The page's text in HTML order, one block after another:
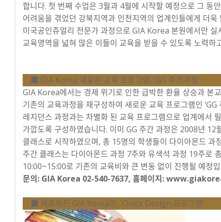
합니다. 첫 번째 수업은 3월과 4월에 시작할 예정으로 그 동
어려움을 겪었던 강북지역과 인천지역의 업계인들에게 더
미국공인쥬얼리 전문가 과정으로 GIA Korea 본원에서만
교육영역을 넓혀 많은 이들이 교육을 받을 수 있도록 노력하
■ GIA Korea 새로운 교육 프로그램, 'GG 주간과정'
GIA Korea에서는 경제 위기로 인한 급박한 환율 상승과 본
기존의 교육과정을 재구성하여 새로운 교육 프로그램인
레지던스 과정과는 차별화 된 교육 프로그램으로 업계에서
가깝도록 구성하였습니다. 이미 GG 주간 과정은 2008년
클래스로 시작하였으며, 총 15명의 학생들이 다이아몬드
주간 클래스는 다이아몬드 과정 7주와 유색석 과정 19주로
10:00~15:00로 기존의 교육비와 큰 변동 없이 진행될 예정
문의: GIA Korea 02-540-7637, 홈페이지:
■ 새로워진 GIA Korea의, 'Quick Design 프로그램'